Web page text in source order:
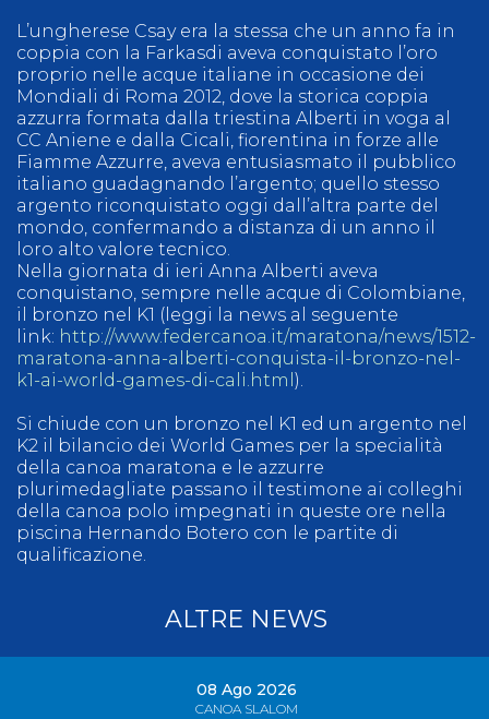
L’ungherese Csay era la stessa che un anno fa in
coppia con la Farkasdi aveva conquistato l’oro
proprio nelle acque italiane in occasione dei
Mondiali di Roma 2012, dove la storica coppia
azzurra formata dalla triestina Alberti in voga al
CC Aniene e dalla Cicali, fiorentina in forze alle
Fiamme Azzurre, aveva entusiasmato il pubblico
italiano guadagnando l’argento; quello stesso
argento riconquistato oggi dall’altra parte del
mondo, confermando a distanza di un anno il
loro alto valore tecnico.
Nella giornata di ieri Anna Alberti aveva
conquistano, sempre nelle acque di Colombiane,
il bronzo nel K1 (leggi la news al seguente
link: http://www.federcanoa.it/maratona/news/1512-
maratona-anna-alberti-conquista-il-bronzo-nel-
k1-ai-world-games-di-cali.html ).
Si chiude con un bronzo nel K1 ed un argento nel
K2 il bilancio dei World Games per la specialità
della canoa maratona e le azzurre
plurimedagliate passano il testimone ai colleghi
della canoa polo impegnati in queste ore nella
piscina Hernando Botero con le partite di
qualificazione.
ALTRE NEWS
08 Ago 2026
CANOA SLALOM